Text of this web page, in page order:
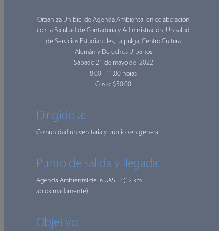
las comunidades.
Formar y sensibilizar a la población en temas de
seguridad, solidaridad y respeto, normativa vial y uso
correcto de las vialidades para prevenir accidentes y
mejorar la convivencia de la ciudad.
Fomentar el ciclismo deportivo y el cicloturismo como
Promover la Movilidad Urbana Sostenible desde todos
los enfoques de sus actores empezando por los
mejoramiento de la ciudad con respecto a todos los
aspectos del espacio público con un enfoque
participativo.
Descripción
Organiza Unibici de Agenda Ambiental en colaboración
con la Facultad de Contaduría y Administración, Unisalud
de Servicios Estudiantiles, La pulga, Centro Cultura
Alemán y Derechos Urbanos
Sábado 21 de mayo del 2022
8:00 - 11:00 horas
Costo: $50.00
Dirigido a:
Comunidad universitaria y público en general
Punto de salida y llegada:
Agenda Ambiental de la UASLP (12 km
aproximadamente)
Objetivo: